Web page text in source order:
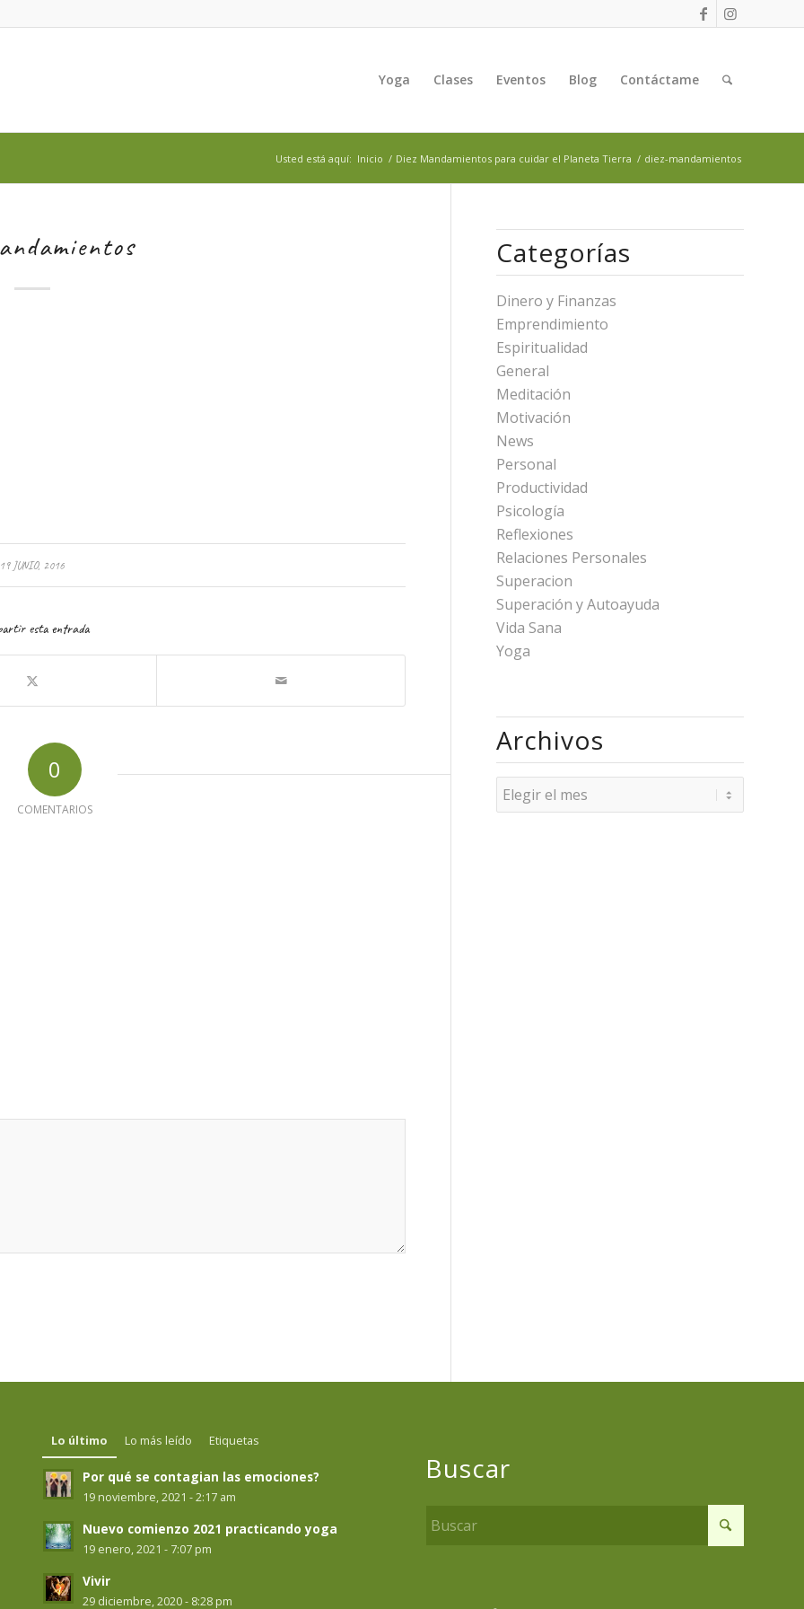
Yoga Clases Eventos Blog Contáctame
Usted está aquí: Inicio / Diez Mandamientos para cuidar el Planeta Tierra / diez-mandamientos
19 JUNIO, 2016
esta entrada
0
COMENTARIOS
Categorías
Dinero y Finanzas
Emprendimiento
Espiritualidad
General
Meditación
Motivación
News
Personal
Productividad
Psicología
Reflexiones
Relaciones Personales
Superacion
Superación y Autoayuda
Vida Sana
Yoga
Archivos
Lo último Lo más leído Etiquetas
Por qué se contagian las emociones?
19 noviembre, 2021 - 2:17 am
Nuevo comienzo 2021 practicando yoga
19 enero, 2021 - 7:07 pm
Vivir
29 diciembre, 2020 - 8:28 pm
Buscar